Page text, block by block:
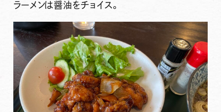
ラーメンは醤油をチョイス。